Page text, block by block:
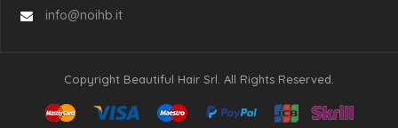
info@noihb.it
Copyright Beautiful Hair Srl. All Rights Reserved.